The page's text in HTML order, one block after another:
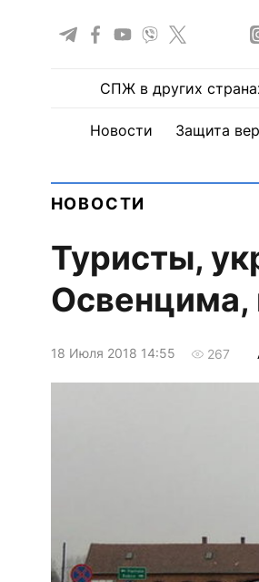
СПЖ в других
Новости Защита
НОВОСТИ
Туристы,
Освенцима,
18 Июля 2018 14:55 267